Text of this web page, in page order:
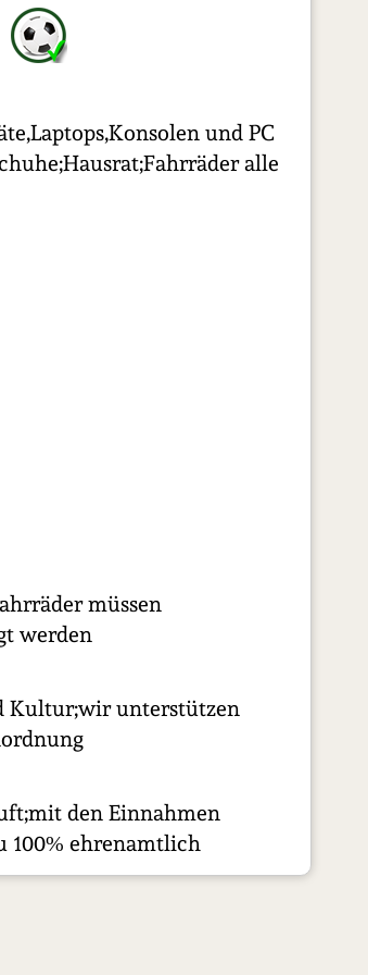
und PC
alle
müssen
werden
Kultur;wir unterstützen
den Einnahmen
100% ehrenamtlich